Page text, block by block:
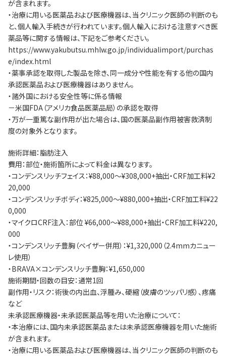
が含まれます。
・治療に用いる医薬品および医療機器は、当クリニック医師の判断のも
と、個人輸入手続きが行われています。個人輸入における注意すべき医
薬品等に関する情報は、下記をご参考ください。
https://www.yakubutsu.mhlw.go.jp/individualimport/purchas
e/index.html
・薬事承認を取得した製品を除き、同一成分や性能を有する他の国内
承認医薬品および医療機器はありません。
・諸外国における安全性等に係る情報
－米国FDA（アメリカ食品医薬品局）の承認を取得
・万が一重篤な副作用が出た場合は、国の医薬品副作用被害救済制
度の対象外となります。
施術詳細：脂肪注入
費用：部位・施術箇所によって料金は異なります。
・コンデンスリッチフェイス：¥88,000～¥308,000+抽出・CRF加工料¥2
20,000
・コンデンスリッチボディ：¥825,000～¥880,000+抽出・CRF加工料¥22
0,000
・マイクロCRF注入：部位 ¥66,000～¥88,000+抽出・CRF加工料¥220,
000
・コンデンスリッチ豊胸（ベイザー併用）：¥1,320,000（2.4mmカニュー
レ使用）
・BRAVA×コンデンスリッチ豊胸：¥1,650,000
施術期間・回数の目安：通常1回
副作用・リスク：術後の内出血、浮腫み、硬縮（皮膚のツッパリ感）、疼痛
など
未承認医療機器・未承認医薬品等を用いた治療について：
・本治療には、国内未承認医薬品または未承認医療機器を用いた施術
が含まれます。
・治療に用いる医薬品および医療機器は、当クリニック医師の判断のも